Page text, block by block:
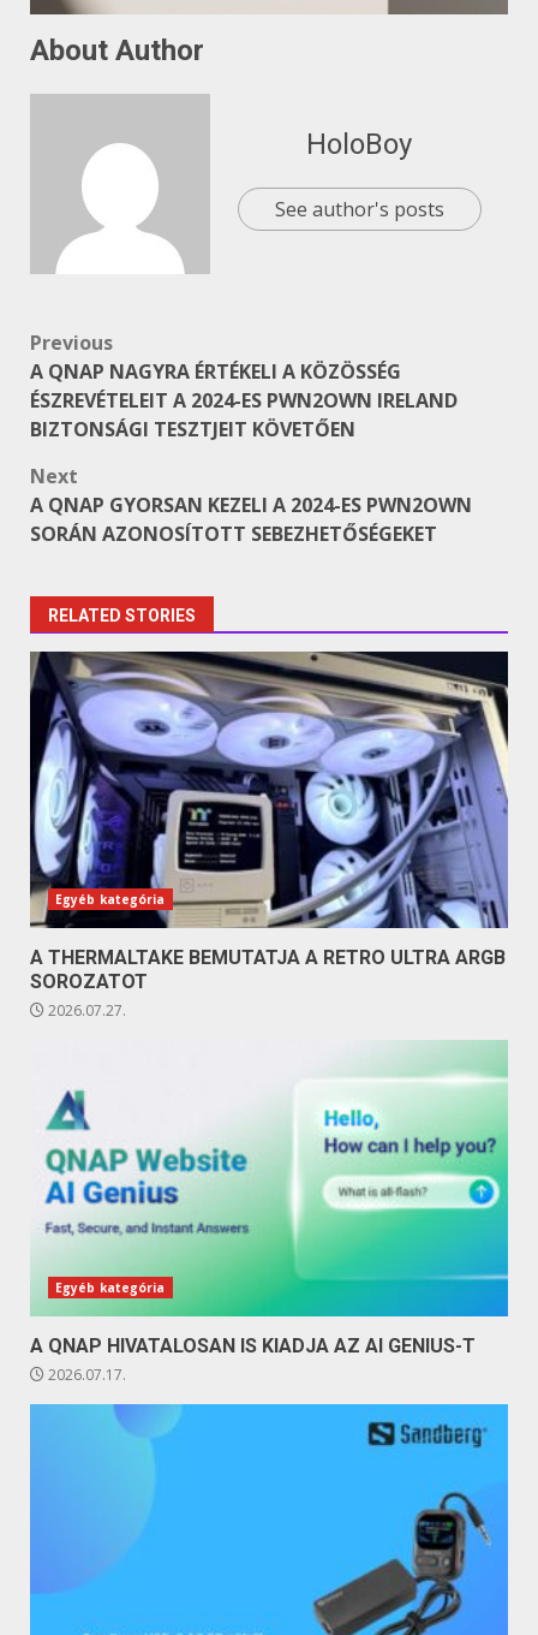
About Author
HoloBoy
See author's posts
Post
navigation
Previous
A QNAP NAGYRA ÉRTÉKELI A KÖZÖSSÉG
ÉSZREVÉTELEIT A 2024-ES PWN2OWN IRELAND
BIZTONSÁGI TESZTJEIT KÖVETŐEN
Next
A QNAP GYORSAN KEZELI A 2024-ES PWN2OWN
SORÁN AZONOSÍTOTT SEBEZHETŐSÉGEKET
RELATED STORIES
Egyéb kategória
A THERMALTAKE BEMUTATJA A RETRO ULTRA ARGB
SOROZATOT
2026.07.27.
Egyéb kategória
A QNAP HIVATALOSAN IS KIADJA AZ AI GENIUS-T
2026.07.17.